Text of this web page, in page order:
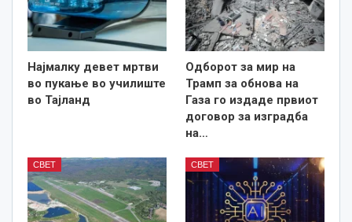
Најмалку девет мртви
во пукање во училиште
во Тајланд
Одборот за мир на
Трамп за обнова на
Газа го издаде првиот
договор за изградба
на…
СВЕТ СВЕТ